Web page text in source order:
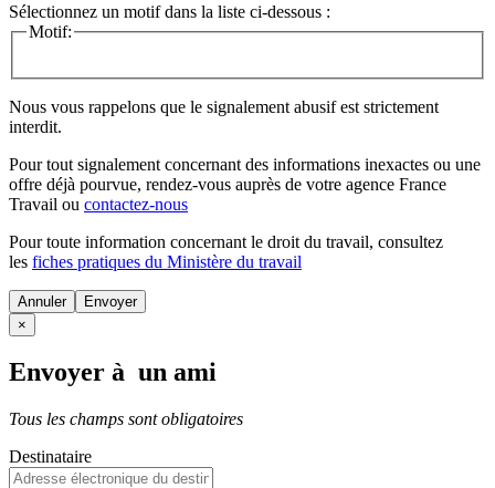
Sélectionnez un motif dans la liste ci-dessous :
Motif:
Nous vous rappelons que le signalement abusif est strictement
interdit.
Pour tout signalement concernant des informations inexactes ou une
offre déjà pourvue, rendez-vous auprès de votre agence France
Travail ou contactez-nous
Pour toute information concernant le droit du travail, consultez
les fiches pratiques du Ministère du travail
Annuler
×
Envoyer à un ami
Tous les champs sont obligatoires
Destinataire